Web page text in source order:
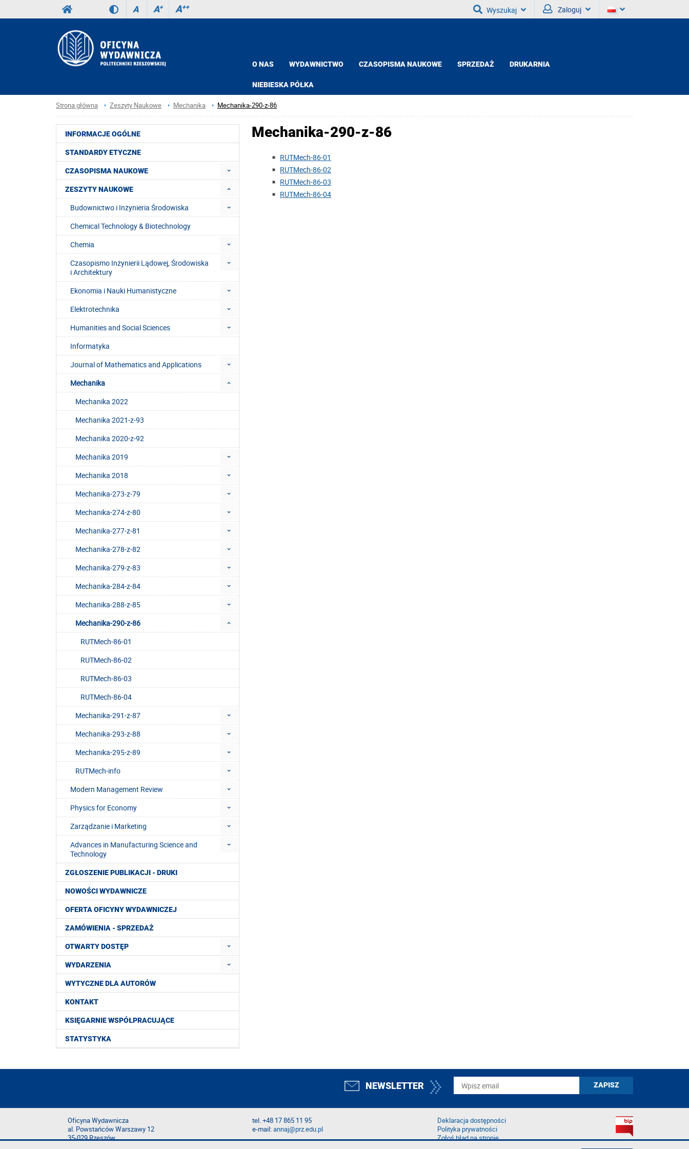
A A+ A++ Wyszukaj Zaloguj
O NAS WYDAWNICTWO CZASOPISMA NAUKOWE SPRZEDAŻ DRUKARNIA
NIEBIESKA PÓŁKA
Strona główna Zeszyty Naukowe Mechanika Mechanika-290-z-86
INFORMACJE OGÓLNE
STANDARDY ETYCZNE
CZASOPISMA NAUKOWE
ZESZYTY NAUKOWE
Budownictwo i Inżynieria Środowiska
Chemical Technology & Biotechnology
Chemia
Czasopismo Inżynierii Lądowej, Środowiska
i Architektury
Ekonomia i Nauki Humanistyczne
Elektrotechnika
Humanities and Social Sciences
Informatyka
Journal of Mathematics and Applications
Mechanika
Mechanika 2022
Mechanika 2021-z-93
Mechanika 2020-z-92
Mechanika 2019
Mechanika 2018
Mechanika-273-z-79
Mechanika-274-z-80
Mechanika-277-z-81
Mechanika-278-z-82
Mechanika-279-z-83
Mechanika-284-z-84
Mechanika-288-z-85
Mechanika-290-z-86
RUTMech-86-01
RUTMech-86-02
RUTMech-86-03
RUTMech-86-04
Mechanika-291-z-87
Mechanika-293-z-88
Mechanika-295-z-89
RUTMech-info
Modern Management Review
Physics for Economy
Zarządzanie i Marketing
Advances in Manufacturing Science and
Technology
ZGŁOSZENIE PUBLIKACJI - DRUKI
NOWOŚCI WYDAWNICZE
OFERTA OFICYNY WYDAWNICZEJ
ZAMÓWIENIA - SPRZEDAŻ
OTWARTY DOSTĘP
WYDARZENIA
WYTYCZNE DLA AUTORÓW
KONTAKT
KSIĘGARNIE WSPÓŁPRACUJĄCE
STATYSTYKA
Mechanika-290-z-86
RUTMech-86-01
RUTMech-86-02
RUTMech-86-03
RUTMech-86-04
NEWSLETTER
Oficyna Wydawnicza
al. Powstańców Warszawy 12
35-029 Rzeszów
tel. +48 17 865 11 95
e-mail:annaj@prz.edu.pl
Deklaracja dostępności
Polityka prywatności
Zgłoś błąd na stronie